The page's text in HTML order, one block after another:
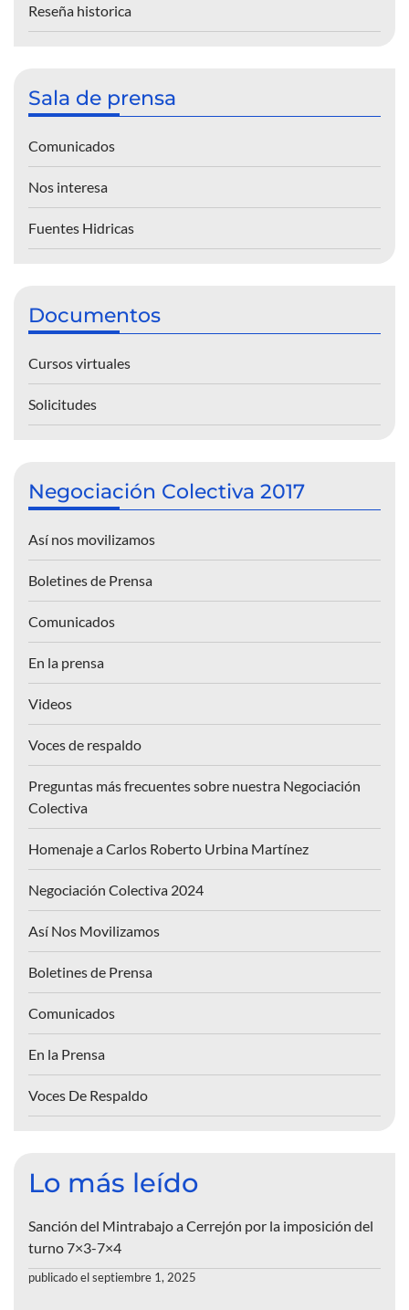
Reseña historica
Sala de prensa
Comunicados
Nos interesa
Fuentes Hidricas
Documentos
Cursos virtuales
Solicitudes
Negociación Colectiva 2017
Así nos movilizamos
Boletines de Prensa
Comunicados
En la prensa
Videos
Voces de respaldo
Preguntas más frecuentes sobre nuestra Negociación
Colectiva
Homenaje a Carlos Roberto Urbina Martínez
Negociación Colectiva 2024
Así Nos Movilizamos
Boletines de Prensa
Comunicados
En la Prensa
Voces De Respaldo
Lo más leído
Sanción del Mintrabajo a Cerrejón por la imposición del
turno 7×3-7×4
publicado el septiembre 1, 2025